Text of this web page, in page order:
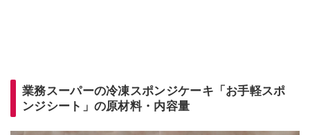
業務スーパーの冷凍スポンジケーキ「お手軽スポ
ンジシート」の原材料・内容量